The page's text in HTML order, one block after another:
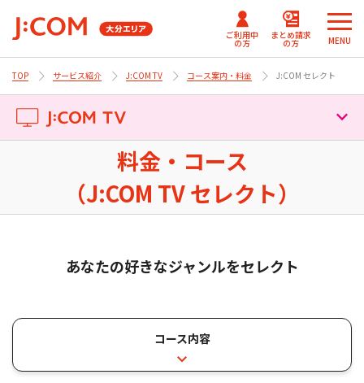
ご利用中
の方
メ
ュ
ー
る
テレビ番組情報/プレゼン
ト・優待
Fun！J:COM
ご契約内容確認・変更 マイページ
Netflix利⽤開始について
（J:COM TV フレックス）
まとめ請求
の方
メ
ュ
ー
る
J:COMまとめ請求
for NETFLIX
MENU
TOP サービス紹介 J:COM TV コース案内・料金 J:COM セレクト
コース案内・料金
コース案内・料金トップ
コース・料金（シン・スタンダードプラス）
コース・料金（セレクト）
チャンネル紹介
チャンネル紹介トップ
コース別チャンネル比較表
オプションチャンネル
ネット動画
便利な機能
料金・コース
（J:COM TV セレクト）
あなたの好きなジャンルをセレクト
コース内容